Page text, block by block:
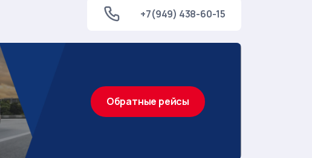
+7(949) 438-60-15
Обратные рейсы